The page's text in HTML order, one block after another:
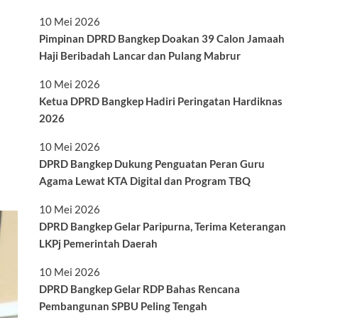
10 Mei 2026
Pimpinan DPRD Bangkep Doakan 39 Calon Jamaah
Haji Beribadah Lancar dan Pulang Mabrur
10 Mei 2026
Ketua DPRD Bangkep Hadiri Peringatan Hardiknas
2026
10 Mei 2026
DPRD Bangkep Dukung Penguatan Peran Guru
Agama Lewat KTA Digital dan Program TBQ
10 Mei 2026
DPRD Bangkep Gelar Paripurna, Terima Keterangan
LKPj Pemerintah Daerah
10 Mei 2026
DPRD Bangkep Gelar RDP Bahas Rencana
Pembangunan SPBU Peling Tengah